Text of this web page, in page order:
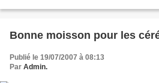
Bonne moisson pour les
Publié le 19/07/2007 à 08:13
Par Admin.